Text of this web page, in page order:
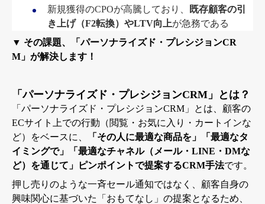
新規獲得のCPOが高騰しており、
既存顧客の引
き上げ（F2転換）やLTV向上が急務である
▼ その課題、「パーソナライズド・プレシジョンCR
M」が解決します！
「パーソナライズド・プレシジョンCRM」とは？
「パーソナライズド・プレシジョンCRM」とは、顧客の
ECサイト上での行動（閲覧・お気に入り・カートインな
ど）をベースに、
「その人に最適な商品を」「最適なタ
イミングで」「最適なチャネル（メール・LINE・DMな
ど）を通じて」ピンポイントで提案するCRM手法です。
押し売りのような一斉セール通知ではなく、顧客自身の
興味関心に基づいた「おもてなし」の提案となるため、